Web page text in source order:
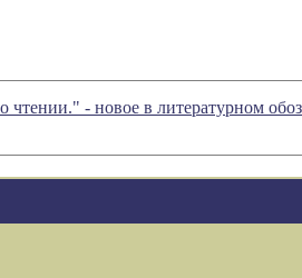
чтении." - новое в литературном